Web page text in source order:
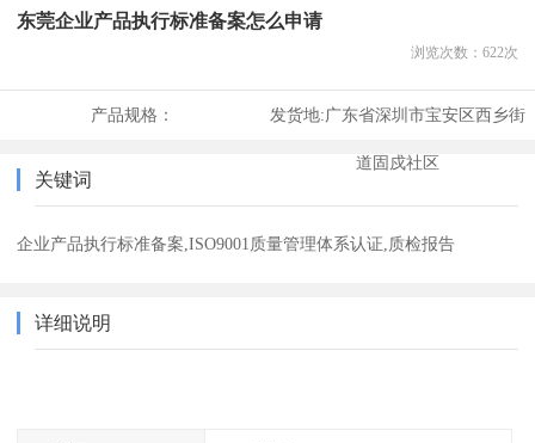
东莞企业产品执行标准备案怎么申请
浏览次数： 622次
产品规格： 发货地:广东省深圳市宝安区西乡街
道固戍社区
关键词
企业产品执行标准备案,ISO9001质量管理体系认证,质检报告
详细说明